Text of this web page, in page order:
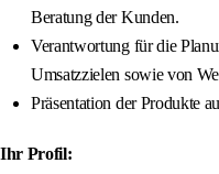
Beratung der Kunden.
Verantwortung für die
Umsatzzielen sowie von
Präsentation der Produkte
Ihr Profil: